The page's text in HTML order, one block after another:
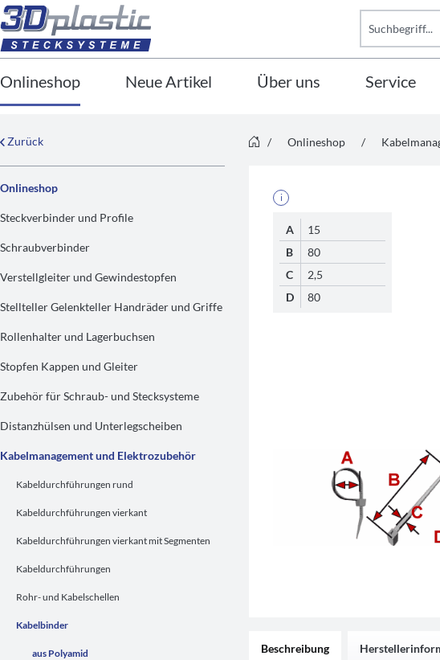
Onlineshop Neue Artikel Über uns Service
Zurück / Onlineshop /
Onlineshop
Steckverbinder und Profile
Schraubverbinder
Verstellgleiter und Gewindestopfen
Stellteller Gelenkteller Handräder und Griffe
Rollenhalter und Lagerbuchsen
Stopfen Kappen und Gleiter
Zubehör für Schraub- und Stecksysteme
Distanzhülsen und Unterlegscheiben
Kabelmanagement und Elektrozubehör
Kabeldurchführungen rund
Kabeldurchführungen vierkant
Kabeldurchführungen vierkant mit Segmenten
Kabeldurchführungen
Rohr- und Kabelschellen
Kabelbinder
aus Polyamid
i
A
15
B
80
C
2,5
D
80
Beschreibung